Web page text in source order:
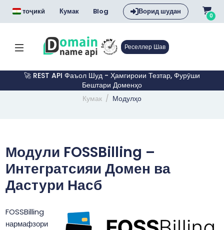
тоҷикӣ Кумак Blog Ворид шудан 0
Реселлер Шав
🚀 REST API Фаъол Шуд - Ҳамгироии Тезтар, Фурӯши
Бештари Доменҳо
Кумак
Модулҳо
Модули FOSSBilling –
Интегратсияи Домен ва
Дастури Насб
FOSSBilling
нармафзори